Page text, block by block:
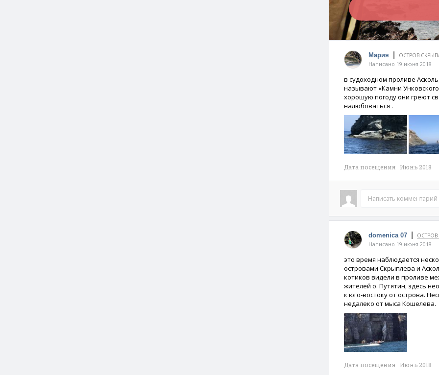
Мария ОСТРОВ
Написано 19 июня 2018
в судоходном проливе
называют «Камни
хорошую погоду они греют
налюбоваться .
Дата посещения Июнь 2018
Написать комментарий
domenica 07 ОСТРОВ
Написано 19 июня 2018
это время наблюдается
островами Скрыплева и
котиков видели в проливе
жителей о. Путятин, здесь
к юго-востоку от острова.
недалеко от мыса Кошелева.
Дата посещения Июнь 2018